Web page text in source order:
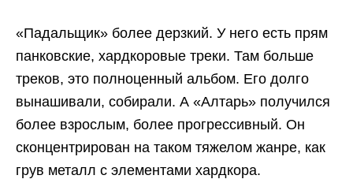
«Падальщик» более дерзкий. У него есть прям
панковские, хардкоровые треки. Там больше
треков, это полноценный альбом. Его долго
вынашивали, собирали. А «Алтарь» получился
более взрослым, более прогрессивный. Он
сконцентрирован на таком тяжелом жанре, как
грув металл с элементами хардкора.